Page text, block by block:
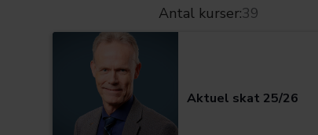
Antal kurser:39
Aktuel skat 25/26